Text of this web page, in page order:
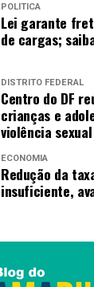
POLÍTICA
Lei garante
de cargas;
DISTRITO FEDERAL
Centro do DF
crianças e
violência sexual
ECONOMIA
Redução da
insuficiente,